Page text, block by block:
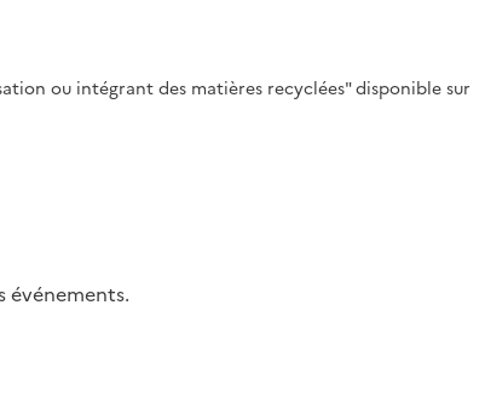
ou intégrant des matières recyclées" disponible sur
événements.